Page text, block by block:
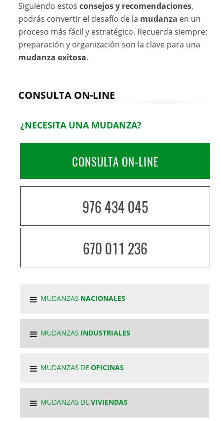
Siguiendo estosconsejos y recomendaciones,
podrás convertir el desafío de la mudanza en un
proceso más fácil y estratégico. Recuerda siempre:
preparación y organización son la clave para una
mudanza exitosa.
CONSULTA ON-LINE
¿NECESITA UNA MUDANZA?
CONSULTA ON-LINE
976 434 045
670 011 236
MUDANZAS NACIONALES
MUDANZAS INDUSTRIALES
MUDANZAS DEOFICINAS
MUDANZAS DEVIVIENDAS